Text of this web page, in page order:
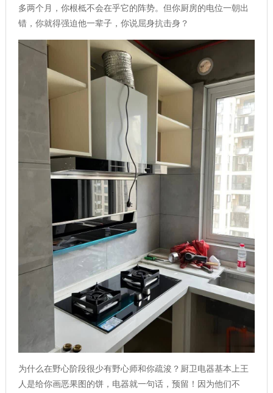
多两个月，你根柢不会在乎它的阵势。但你厨房的电位一朝出
错，你就得强迫他一辈子，你说屈身抗击身？
为什么在野心阶段很少有野心师和你疏浚？厨卫电器基本上王
人是给你画恶果图的饼，电器就一句话，预留！因为他们不